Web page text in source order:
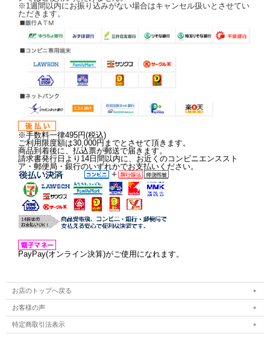
※1週間以内にお振り込みがない場合はキャンセル扱いとさせてい
ただきます。
※手数料一律495円(税込)
ご利用限度額は30,000円までとさせて頂きます。
商品到着後に、払込票が郵送で届きます。
請求書発行日より14日間以内に、お近くのコンビニエンススト
ア・郵便局・銀行のいずれかでお支払いください。
PayPay(オンライン決算)がご使用になれます。
お店のトップへ戻る
お客様の声
特定商取引法表示